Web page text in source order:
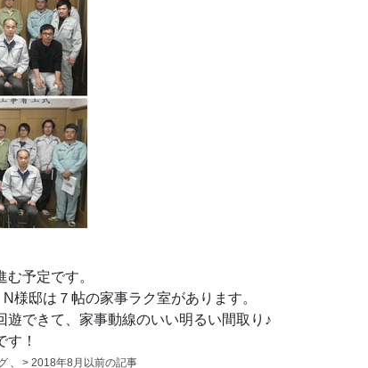
予定です。
様邸は７帖の家事ラク室があります。
遊できて、家事動線のいい明るい間取り♪
！
> 2018年8月以前の記事